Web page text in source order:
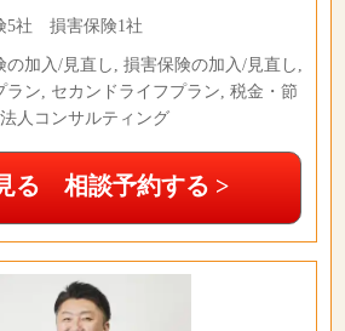
5社 損害保険1社
の加入/見直し, 損害保険の加入/見直し,
ラン, セカンドライフプラン, 税金・節
人コンサルティング
る 相談予約する >